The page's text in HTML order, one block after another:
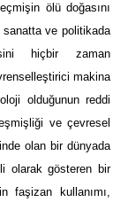
ölü doğasını
ve politikada
hiçbir zaman
makina
olduğunun reddi
ve çevresel
olan bir dünyada
olarak gösteren bir
faşizan kullanımı,